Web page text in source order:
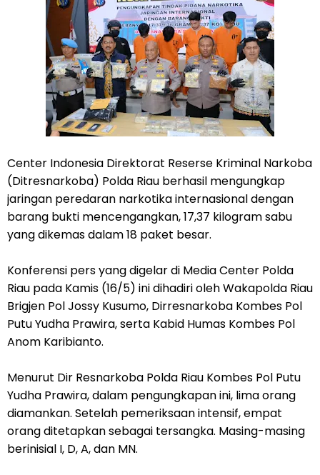
Center Indonesia Direktorat Reserse Kriminal Narkoba
(Ditresnarkoba) Polda Riau berhasil mengungkap
jaringan peredaran narkotika internasional dengan
barang bukti mencengangkan, 17,37 kilogram sabu
yang dikemas dalam 18 paket besar.
Konferensi pers yang digelar di Media Center Polda
Riau pada Kamis (16/5) ini dihadiri oleh Wakapolda Riau
Brigjen Pol Jossy Kusumo, Dirresnarkoba Kombes Pol
Putu Yudha Prawira, serta Kabid Humas Kombes Pol
Anom Karibianto.
Menurut Dir Resnarkoba Polda Riau Kombes Pol Putu
Yudha Prawira, dalam pengungkapan ini, lima orang
diamankan. Setelah pemeriksaan intensif, empat
orang ditetapkan sebagai tersangka. Masing-masing
berinisial I, D, A, dan MN.